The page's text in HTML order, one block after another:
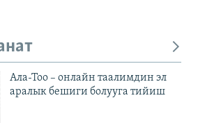
Ала-Тоо – онлайн таалимдин эл
аралык бешиги болууга тийиш